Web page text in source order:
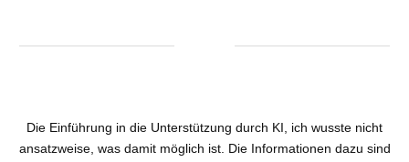
Die Einführung in die Unterstützung durch KI, ich wusste nicht
ansatzweise, was damit möglich ist. Die Informationen dazu sind